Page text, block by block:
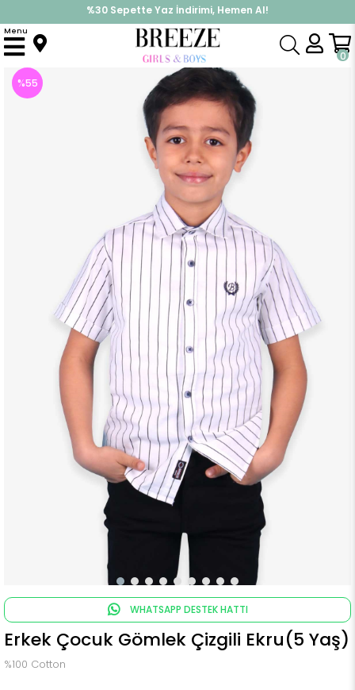
%30 Sepette Yaz İndirimi, Hemen Al!
İndirimlere ek %10 İndirimi Kap, Hemen Üye Ol!
0
Menu
Anasayfa Üst Giyim Gömlek Erkek Çocuk Gömlek Çizgili Ekru(5 Yaş)
%55
WHATSAPP DESTEK HATTI
Erkek Çocuk Gömlek Çizgili Ekru(5 Yaş)
%100 Cotton